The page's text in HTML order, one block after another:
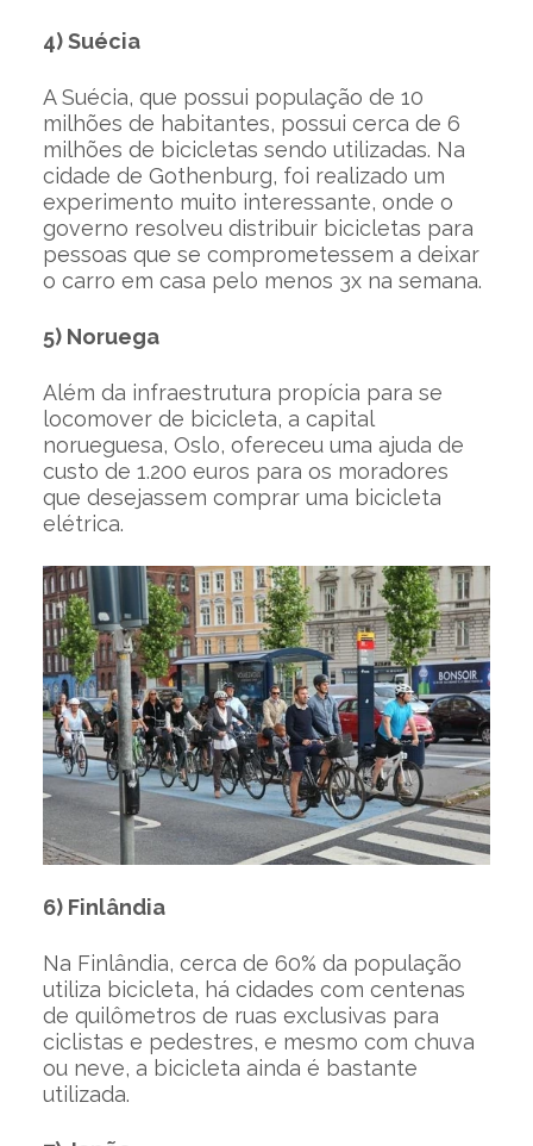
4) Suécia
A Suécia, que possui população de 10
milhões de habitantes, possui cerca de 6
milhões de bicicletas sendo utilizadas. Na
cidade de Gothenburg, foi realizado um
experimento muito interessante, onde o
governo resolveu distribuir bicicletas para
pessoas que se comprometessem a deixar
o carro em casa pelo menos 3x na semana.
5) Noruega
Além da infraestrutura propícia para se
locomover de bicicleta, a capital
norueguesa, Oslo, ofereceu uma ajuda de
custo de 1.200 euros para os moradores
que desejassem comprar uma bicicleta
elétrica.
6) Finlândia
Na Finlândia, cerca de 60% da população
utiliza bicicleta, há cidades com centenas
de quilômetros de ruas exclusivas para
ciclistas e pedestres, e mesmo com chuva
ou neve, a bicicleta ainda é bastante
utilizada.